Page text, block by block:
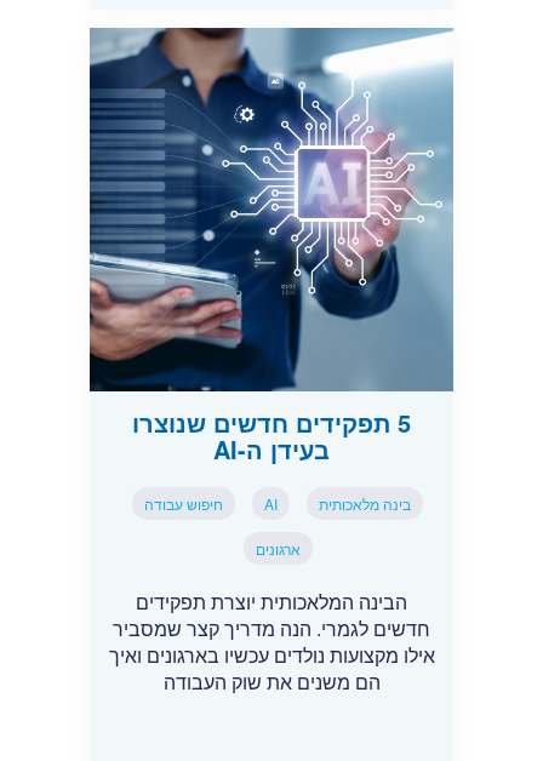
5 תפקידים חדשים שנוצרו
בעידן ה-AI
בינה מלאכותית AI חיפוש עבודה
ארגונים
הבינה המלאכותית יוצרת תפקידים
חדשים לגמרי. הנה מדריך קצר שמסביר
אילו מקצועות נולדים עכשיו בארגונים ואיך
הם משנים את שוק העבודה